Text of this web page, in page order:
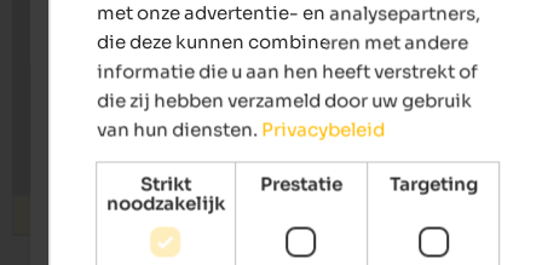
met onze advertentie- en analysepartners,
die deze kunnen combineren met andere
informatie die u aan hen heeft verstrekt of
die zij hebben verzameld door uw gebruik
van hun diensten. Privacybeleid
Strikt
noodzakelijk
Prestatie Targeting